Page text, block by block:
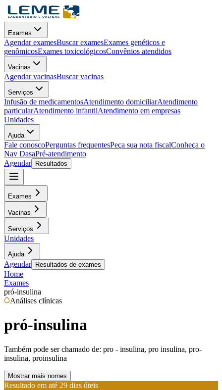
Exames
Agendar examesBuscar examesExames genéticos e
genômicosExames toxicológicosConvênios atendidos
Vacinas
Agendar vacinasBuscar vacinas
Serviços
Infusão de medicamentosAtendimento domiciliarAtendimento
particularAtendimento infantilAtendimento em empresas
Unidades
Ajuda
Fale conoscoPerguntas frequentesPeça sua nota fiscalConheça o
Nav DasaPré-atendimento
Agendar
Resultados
Exames
Vacinas
Serviços
Unidades
Ajuda
Agendar Resultados de exames
Home
Exames
pró-insulina
Análises clínicas
pró-insulina
Também pode ser chamado de: pro - insulina, pro insulina, pro-
insulina, proinsulina
Mostrar mais nomes
Resultado em até 29 dias úteis